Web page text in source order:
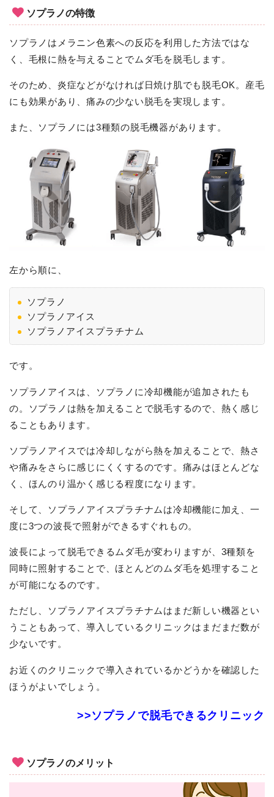
ソプラノの特徴
ソプラノはメラニン色素への反応を利用した方法ではな
く、毛根に熱を与えることでムダ毛を脱毛します。
そのため、炎症などがなければ日焼け肌でも脱毛OK。産毛
にも効果があり、痛みの少ない脱毛を実現します。
また、ソプラノには3種類の脱毛機器があります。
左から順に、
ソプラノ
ソプラノアイス
ソプラノアイスプラチナム
です。
ソプラノアイスは、ソプラノに冷却機能が追加されたも
の。ソプラノは熱を加えることで脱毛するので、熱く感じ
ることもあります。
ソプラノアイスでは冷却しながら熱を加えることで、熱さ
や痛みをさらに感じにくくするのです。痛みはほとんどな
く、ほんのり温かく感じる程度になります。
そして、ソプラノアイスプラチナムは冷却機能に加え、一
度に3つの波長で照射ができるすぐれもの。
波長によって脱毛できるムダ毛が変わりますが、3種類を
同時に照射することで、ほとんどのムダ毛を処理すること
が可能になるのです。
ただし、ソプラノアイスプラチナムはまだ新しい機器とい
うこともあって、導入しているクリニックはまだまだ数が
少ないです。
お近くのクリニックで導入されているかどうかを確認した
ほうがよいでしょう。
>>ソプラノで脱毛できるクリニック
ソプラノのメリット